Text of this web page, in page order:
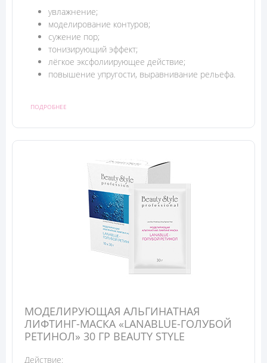
увлажнение;
моделирование контуров;
сужение пор;
тонизирующий эффект;
лёгкое эксфолиирующее действие;
повышение упругости, выравнивание рельефа.
ПОДРОБНЕЕ
МОДЕЛИРУЮЩАЯ АЛЬГИНАТНАЯ
ЛИФТИНГ-МАСКА «LANABLUE-ГОЛУБОЙ
РЕТИНОЛ» 30 ГР BEAUTY STYLЕ
Действие: